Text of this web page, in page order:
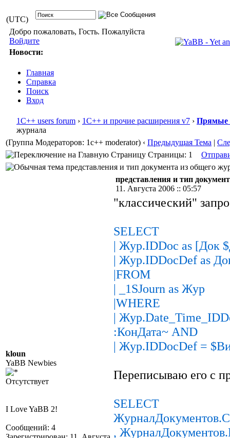
(UTC)
Добро пожаловать, Гость. Пожалуйста
Войдите
Новости:
Главная
Справка
Поиск
Вход
1С++ users forum › 1С++ и прочие расширения v7 › Прямые
журнала
(Группа Модераторов: 1c++ moderator) ‹ Предыдущая Тема |
Страницы: 1
представления и тип документа из общего
kloun
YaBB Newbies
Отсутствует
I Love YaBB 2!
Сообщений: 4
представления и тип
11. Августа 2006 :: 05:57
"классический"
SELECT
| Жур.IDDoc as [Док
| Жур.IDDocDef as
|FROM
| _1SJourn as Жур
|WHERE
|
:КонДата~ AND
| Жур.IDDocDef =
Переписываю его с
SELECT
,